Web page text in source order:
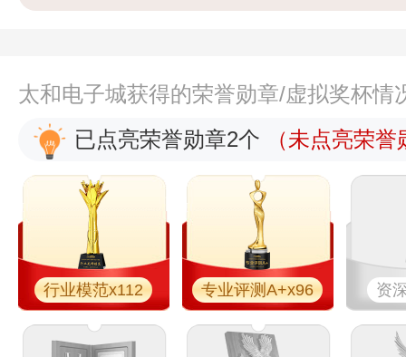
太和电子城获得的荣誉勋章/虚拟奖杯情
已点亮荣誉勋章2个
（未点亮荣
行业模范x112 专业评测A+x96 资